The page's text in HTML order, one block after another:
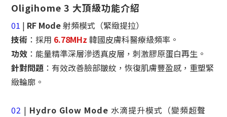
Oligihome 3 大頂級功能介紹
01 | RF Mode射頻模式（緊緻提拉）
技術 ：採用 6.78MHz 韓國皮膚科醫療級頻率。
功效 ： 能量精準深層滲透真皮層，刺激膠原蛋白再生 。
針對問題 ： 有效改善臉部皺紋 ，恢復肌膚豐盈感，重塑緊
緻輪廓。
02 | Hydro Glow Mode 水滴提升模式（變頻超聲